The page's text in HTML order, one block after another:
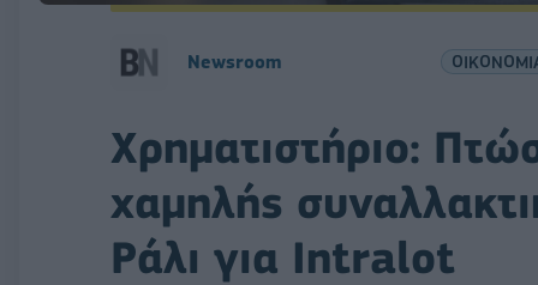
Newsroom
Χρηματιστήριο:
χαμηλής
Ράλι για Intralot